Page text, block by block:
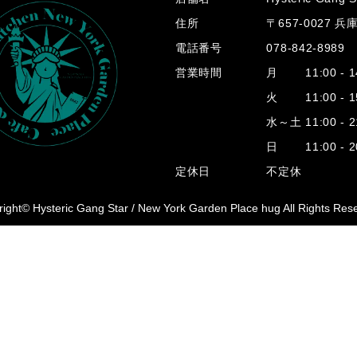
住所
〒657-0027 兵
電話番号
078-842-8989
営業時間
月 11:00 -
火 11:00 -
水～土 11:00 -
日 11:00 -
定休日
不定休
Hysteric Gang Star / New York Garden Place hug All Rights